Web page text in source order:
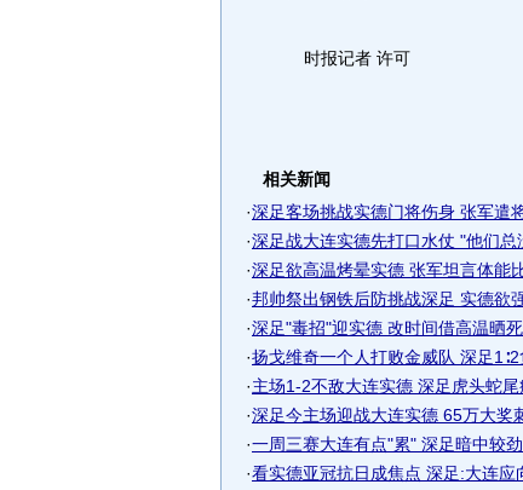
时报记者 许可
相关新闻
·深足客场挑战实德门将伤身 张军遣
·深足战大连实德先打口水仗 "他们总
·深足欲高温烤晕实德 张军坦言体能
·邦帅祭出钢铁后防挑战深足 实德欲
·深足"毒招"迎实德 改时间借高温晒
·扬戈维奇一个人打败金威队 深足1∶2
·主场1-2不敌大连实德 深足虎头蛇尾
·深足今主场迎战大连实德 65万大奖
·一周三赛大连有点"累" 深足暗中较
·看实德亚冠抗日成焦点 深足:大连应